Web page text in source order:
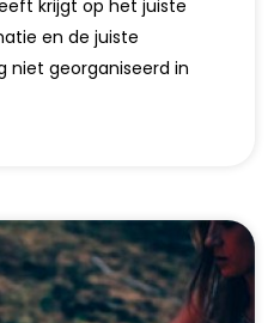
krijgt op het juiste
en de juiste
niet georganiseerd in